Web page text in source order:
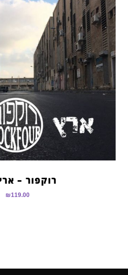
רוקפור –
₪119.00